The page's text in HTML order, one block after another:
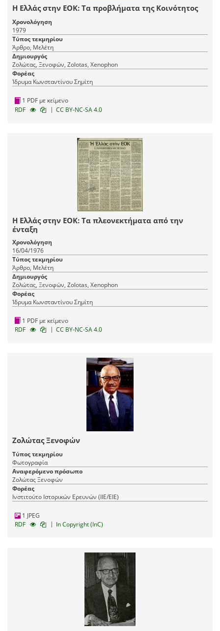
Η Ελλάς στην ΕΟΚ: Τα προβλήματα της Κοινότητος
Χρονολόγηση
1979
Τύπος τεκμηρίου
Άρθρο, Μελέτη
Δημιουργός
Ζολώτας, Ξενοφών, Zolotas, Xenophon
Φορέας
Ίδρυμα Κωνσταντίνου Σημίτη
1 PDF με κείμενο
RDF
| CC BY-NC-SA 4.0
Η Ελλάς στην ΕΟΚ: Τα πλεονεκτήματα από την
ένταξη
Χρονολόγηση
16/04/1976
Τύπος τεκμηρίου
Άρθρο, Μελέτη
Δημιουργός
Ζολώτας, Ξενοφών, Zolotas, Xenophon
Φορέας
Ίδρυμα Κωνσταντίνου Σημίτη
1 PDF με κείμενο
RDF
| CC BY-NC-SA 4.0
Ζολώτας Ξενοφών
Τύπος τεκμηρίου
Φωτογραφία
Αναφερόμενο πρόσωπο
Ζολώτας Ξενοφών
Φορέας
Ινστιτούτο Ιστορικών Ερευνών (ΙΙΕ/ΕΙΕ)
1 JPEG
RDF
| In Copyright (InC)